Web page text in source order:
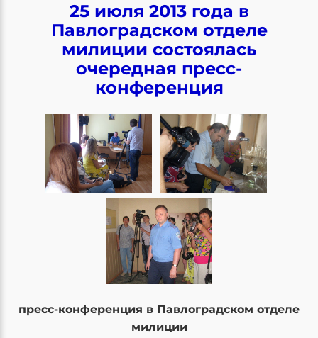
25 июля 2013 года в
Павлоградском отделе
милиции состоялась
очередная пресс-
конференция
пресс-конференция в Павлоградском отделе
милиции